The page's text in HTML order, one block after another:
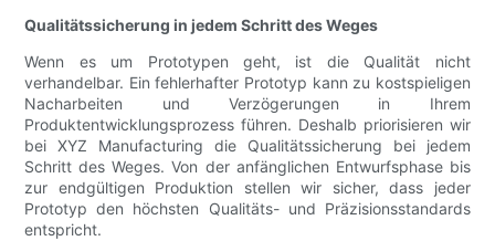
Qualitätssicherung in jedem Schritt des Weges
Wenn es um Prototypen geht, ist die Qualität nicht
verhandelbar. Ein fehlerhafter Prototyp kann zu kostspieligen
Nacharbeiten und Verzögerungen in Ihrem
Produktentwicklungsprozess führen. Deshalb priorisieren wir
bei XYZ Manufacturing die Qualitätssicherung bei jedem
Schritt des Weges. Von der anfänglichen Entwurfsphase bis
zur endgültigen Produktion stellen wir sicher, dass jeder
Prototyp den höchsten Qualitäts- und Präzisionsstandards
entspricht.